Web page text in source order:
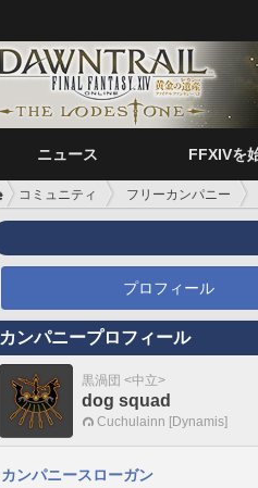
ニュース FFXIVを
コミュニティ フリーカンパニー
プロフィール
カンパニープロフィール
黒渦団 <中立>
dog squad
Cuchulainn [Dynamis]
カンパニースローガン